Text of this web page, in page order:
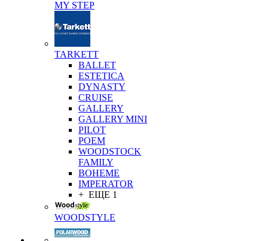
MY STEP
TARKETT
BALLET
ESTETICA
DYNASTY
CRUISE
GALLERY
GALLERY MINI
PILOT
POEM
WOODSTOCK
FAMILY
BOHEME
IMPERATOR
+ ЕЩЕ 1
WOODSTYLE